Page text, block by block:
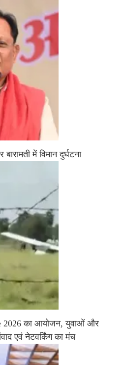
में विमान दुर्घटना
2026 का आयोजन, युवाओं और
एवं नेटवर्किंग का मंच